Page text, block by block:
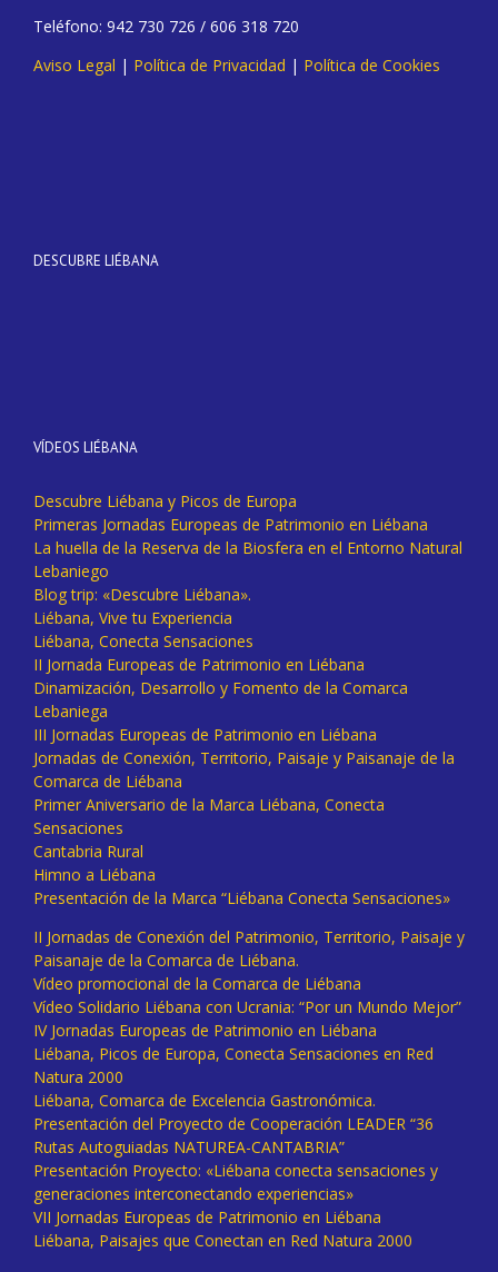
Teléfono: 942 730 726 / 606 318 720
Aviso Legal | Política de Privacidad | Política de Cookies
DESCUBRE LIÉBANA
VÍDEOS LIÉBANA
Descubre Liébana y Picos de Europa
Primeras Jornadas Europeas de Patrimonio en Liébana
La huella de la Reserva de la Biosfera en el Entorno Natural
Lebaniego
Blog trip: «Descubre Liébana».
Liébana, Vive tu Experiencia
Liébana, Conecta Sensaciones
II Jornada Europeas de Patrimonio en Liébana
Dinamización, Desarrollo y Fomento de la Comarca
Lebaniega
III Jornadas Europeas de Patrimonio en Liébana
Jornadas de Conexión, Territorio, Paisaje y Paisanaje de la
Comarca de Liébana
Primer Aniversario de la Marca Liébana, Conecta
Sensaciones
Cantabria Rural
Himno a Liébana
Presentación de la Marca “Liébana Conecta Sensaciones»
II Jornadas de Conexión del Patrimonio, Territorio, Paisaje y
Paisanaje de la Comarca de Liébana.
Vídeo promocional de la Comarca de Liébana
Vídeo Solidario Liébana con Ucrania: “Por un Mundo Mejor”
IV Jornadas Europeas de Patrimonio en Liébana
Liébana, Picos de Europa, Conecta Sensaciones en Red
Natura 2000
Liébana, Comarca de Excelencia Gastronómica.
Presentación del Proyecto de Cooperación LEADER “36
Rutas Autoguiadas NATUREA-CANTABRIA”
Presentación Proyecto: «Liébana conecta sensaciones y
generaciones interconectando experiencias»
VII Jornadas Europeas de Patrimonio en Liébana
Liébana, Paisajes que Conectan en Red Natura 2000